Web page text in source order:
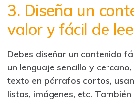
3. Diseña un
valor y fácil de
Debes diseñar un contenido
un lenguaje sencillo y
texto en párrafos cortos,
listas, imágenes, etc.